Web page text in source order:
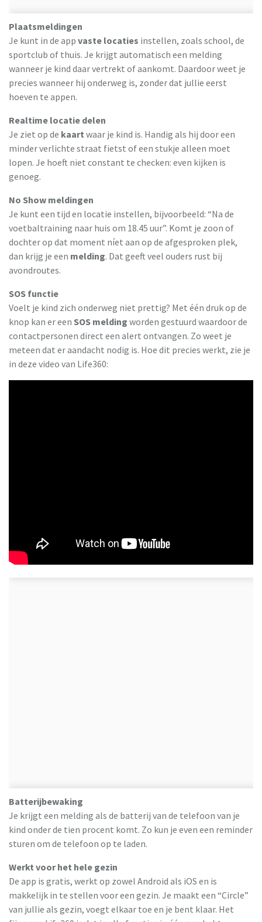
Plaatsmeldingen
Je kunt in de app vaste locaties instellen, zoals school, de
sportclub of thuis. Je krijgt automatisch een melding
wanneer je kind daar vertrekt of aankomt. Daardoor weet je
precies wanneer hij onderweg is, zonder dat jullie eerst
hoeven te appen.
Realtime locatie delen
Je ziet op de kaart waar je kind is. Handig als hij door een
minder verlichte straat fietst of een stukje alleen moet
lopen. Je hoeft niet constant te checken: even kijken is
genoeg.
No Show meldingen
Je kunt een tijd en locatie instellen, bijvoorbeeld: “Na de
voetbaltraining naar huis om 18.45 uur”. Komt je zoon of
dochter op dat moment níet aan op de afgesproken plek,
dan krijg je een melding. Dat geeft veel ouders rust bij
avondroutes.
SOS functie
Voelt je kind zich onderweg niet prettig? Met één druk op de
knop kan er een SOS melding worden gestuurd waardoor de
contactpersonen direct een alert ontvangen. Zo weet je
meteen dat er aandacht nodig is. Hoe dit precies werkt, zie je
in deze video van Life360:
Batterijbewaking
Je krijgt een melding als de batterij van de telefoon van je
kind onder de tien procent komt. Zo kun je even een reminder
sturen om de telefoon op te laden.
Werkt voor het hele gezin
De app is gratis, werkt op zowel Android als iOS en is
makkelijk in te stellen voor een gezin. Je maakt een “Circle”
van jullie als gezin, voegt elkaar toe en je bent klaar. Het